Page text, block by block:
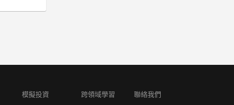
模擬投資 跨領域學習 聯絡我們